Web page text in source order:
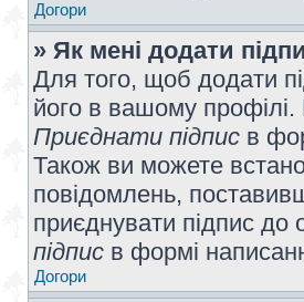
Догори
» Як мені додати
Для того, щоб додати
його в вашому профілі.
Приєднати підпис в
Також ви можете
повідомлень,
приєднувати підпис до
підпис в формі
Догори